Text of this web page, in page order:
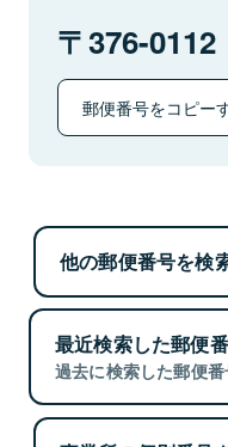
376-0112
郵便番号をコピー
他の郵便番号を検
最近検索した郵便
過去に検索した郵便番